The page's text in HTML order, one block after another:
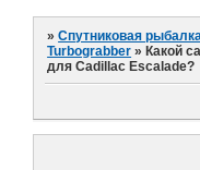
»Спутниковая
Turbograbber »Какой
для Cadillac Escalade?